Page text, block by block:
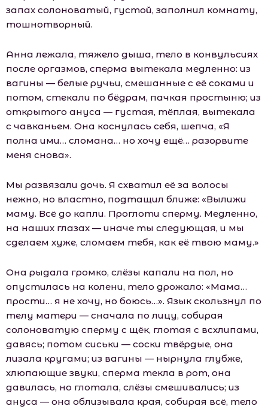
запах солоноватый, густой, заполнил комнату,
тошнотворный.
Анна лежала, тяжело дыша, тело в конвульсиях
после оргазмов, сперма вытекала медленно: из
вагины — белые ручьи, смешанные с её соками и
потом, стекали по бёдрам, пачкая простыню; из
открытого ануса — густая, тёплая, вытекала
с чавканьем. Она коснулась себя, шепча, «Я
полна ими… сломана… но хочу ещё… разорвите
меня снова».
Мы развязали дочь. Я схватил её за волосы
нежно, но властно, подтащил ближе: «Вылижи
маму. Всё до капли. Проглоти сперму. Медленно,
на наших глазах — иначе ты следующая, и мы
сделаем хуже, сломаем тебя, как её твою маму.»
Она рыдала громко, слёзы капали на пол, но
опустилась на колени, тело дрожало: «Мама…
прости… я не хочу, но боюсь…». Язык скользнул по
телу матери — сначала по лицу, собирая
солоноватую сперму с щёк, глотая с всхлипами,
давясь; потом сиськи — соски твёрдые, она
лизала кругами; из вагины — нырнула глубже,
хлюпающие звуки, сперма текла в рот, она
давилась, но глотала, слёзы смешивались; из
ануса — она облизывала края, собирая всё, тело